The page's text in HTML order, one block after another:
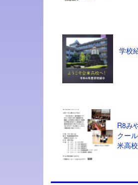
学校
R8み
クー
米高